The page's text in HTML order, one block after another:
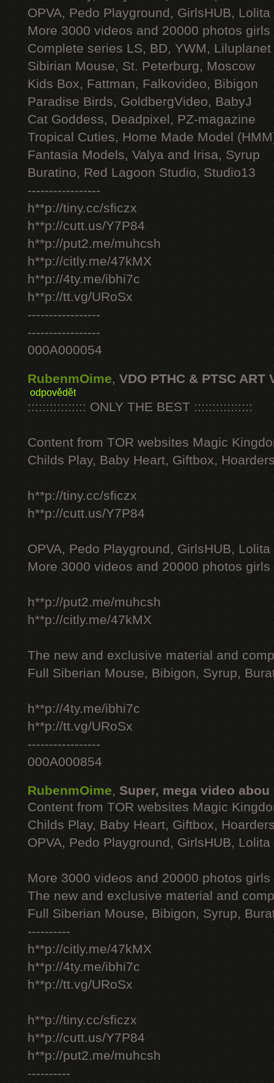
OPVA, Pedo Playground, GirlsHUB, Lolita
More 3000 videos and 20000 photos
Complete series LS, BD, YWM, Liluplanet
Sibirian Mouse, St. Peterburg, Moscow
Kids Box, Fattman, Falkovideo, Bibigon
Paradise Birds, GoldbergVideo, BabyJ
Cat Goddess, Deadpixel, PZ-magazine
Tropical Cuties, Home Made Model
Fantasia Models, Valya and Irisa, Syrup
Buratino, Red Lagoon Studio, Studio13
-----------------
h**p://tiny.cc/sficzx
h**p://cutt.us/Y7P84
h**p://put2.me/muhcsh
h**p://citly.me/47kMX
h**p://4ty.me/ibhi7c
h**p://tt.vg/URoSx
-----------------
-----------------
000A000054
RubenmOime, VDO PTHC & PTSC ART
odpovědět
:::::::::::::::: ONLY THE BEST ::::::::::::::::
Content from TOR websites Magic
Childs Play, Baby Heart, Giftbox,
h**p://tiny.cc/sficzx
h**p://cutt.us/Y7P84
OPVA, Pedo Playground, GirlsHUB, Lolita
More 3000 videos and 20000 photos
h**p://put2.me/muhcsh
h**p://citly.me/47kMX
The new and exclusive material and
Full Siberian Mouse, Bibigon, Syrup,
h**p://4ty.me/ibhi7c
h**p://tt.vg/URoSx
-----------------
000A000854
RubenmOime, Super, mega video abou
Content from TOR websites Magic
Childs Play, Baby Heart, Giftbox,
OPVA, Pedo Playground, GirlsHUB, Lolita
More 3000 videos and 20000 photos
The new and exclusive material and
Full Siberian Mouse, Bibigon, Syrup,
----------
h**p://citly.me/47kMX
h**p://4ty.me/ibhi7c
h**p://tt.vg/URoSx
h**p://tiny.cc/sficzx
h**p://cutt.us/Y7P84
h**p://put2.me/muhcsh
----------